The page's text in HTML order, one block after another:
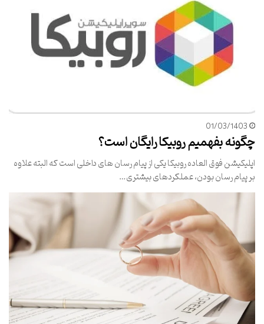
01/03/1403
چگونه بفهمیم روبیکا رایگان است؟
اپلیکیشن فوق العاده روبیکا یکی از پیام رسان های داخلی است که البته علاوه
بر پیام رسان بودن، عملکردهای بیشتری…